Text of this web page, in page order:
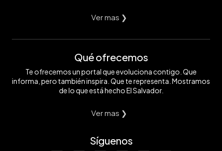
Ver mas ❯
Qué ofrecemos
Te ofrecemos un portal que evoluciona contigo. Que
informa, pero también inspira. Que te representa. Mostramos
de lo que está hecho El Salvador.
Ver mas ❯
Síguenos